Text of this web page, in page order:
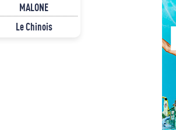
MALONE
Le Chinois